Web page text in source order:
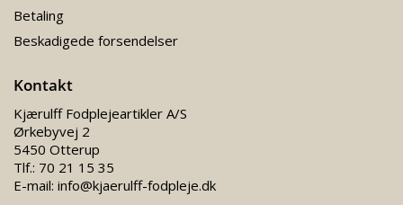
Betaling
Beskadigede forsendelser
Kontakt
Kjærulff Fodplejeartikler A/S
Ørkebyvej 2
5450 Otterup
Tlf.: 70 21 15 35
E-mail: info@kjaerulff-fodpleje.dk